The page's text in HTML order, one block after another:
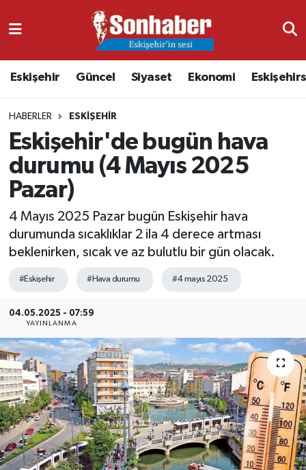
Eskişehir Güncel Siyaset Ekonomi
HABERLER ESKIŞEHIR
Eskişehir'de bugün hava
durumu (4 Mayıs 2025
Pazar)
4 Mayıs 2025 Pazar bugün Eskişehir hava
durumunda sıcaklıklar 2 ila 4 derece artması
beklenirken, sıcak ve az bulutlu bir gün olacak.
#Eskişehir #Hava durumu #4 mayıs 2025
04.05.2025 - 07:59
YAYINLANMA
Ekonomi
Güncel
Kültür & Sanat
Magazin
Resmi İlanlar
Spor
Nöbetçi Eczaneler
Namaz Vakitleri
Trafik Durumu
Süper Lig Puan Durumu ve Fikstür
Tüm Manşetler
Son Dakika Haberleri